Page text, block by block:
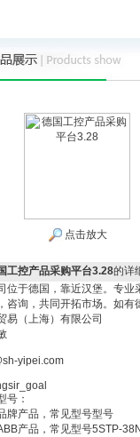
点击放大
工控产品采购平台3.28的详
位于德国，靠近汉堡。专
咨询，共同开拓市场。如有
易（上海）有限公司
yipei.com
号：
牌产品，常见型号型号
产品，常见型号5STP-